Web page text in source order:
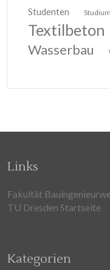
Studenten Studium
Textilbeton
Wasserbau
Links
Fakultät
TU Dresden Startseite
Kategorien